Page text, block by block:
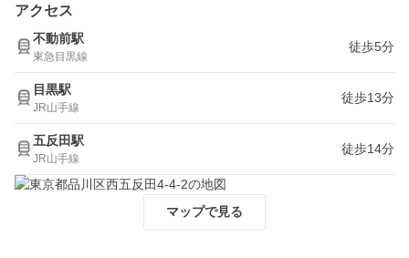
アクセス
不動前駅
東急目黒線
徒歩5分
目黒駅
JR山手線
徒歩13分
五反田駅
JR山手線
徒歩14分
マップで見る